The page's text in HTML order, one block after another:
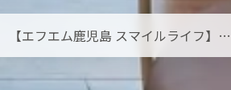
【エフエム鹿児島 スマイルライフ】オーラルフレイルとは？お口の小さな衰えを見逃さないために